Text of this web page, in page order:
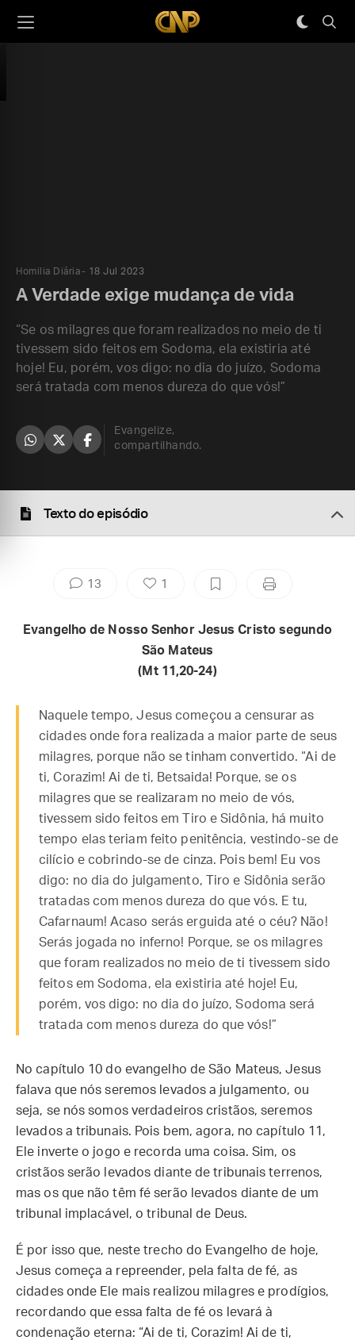
Homilia Diária 18 Jul 2023
A Verdade exige mudança de vida
“Se os milagres que foram realizados no meio de ti
tivessem sido feitos em Sodoma, ela existiria até
hoje! Eu, porém, vos digo: no dia do juízo, Sodoma
será tratada com menos dureza do que vós!”
Evangelize,
compartilhando.
Texto do episódio
13 1
Evangelho de Nosso Senhor Jesus Cristo segundo
São Mateus
(Mt 11,20-24)
Naquele tempo, Jesus começou a censurar as
cidades onde fora realizada a maior parte de seus
milagres, porque não se tinham convertido. “Ai de
ti, Corazim! Ai de ti, Betsaida! Porque, se os
milagres que se realizaram no meio de vós,
tivessem sido feitos em Tiro e Sidônia, há muito
tempo elas teriam feito penitência, vestindo-se de
cilício e cobrindo-se de cinza. Pois bem! Eu vos
digo: no dia do julgamento, Tiro e Sidônia serão
tratadas com menos dureza do que vós. E tu,
Cafarnaum! Acaso serás erguida até o céu? Não!
Serás jogada no inferno! Porque, se os milagres
que foram realizados no meio de ti tivessem sido
feitos em Sodoma, ela existiria até hoje! Eu,
porém, vos digo: no dia do juízo, Sodoma será
tratada com menos dureza do que vós!”
No capítulo 10 do evangelho de São Mateus, Jesus
falava que nós seremos levados a julgamento, ou
seja, se nós somos verdadeiros cristãos, seremos
levados a tribunais. Pois bem, agora, no capítulo 11,
Ele inverte o jogo e recorda uma coisa. Sim, os
cristãos serão levados diante de tribunais terrenos,
mas os que não têm fé serão levados diante de um
tribunal implacável, o tribunal de Deus.
É por isso que, neste trecho do Evangelho de hoje,
Jesus começa a repreender, pela falta de fé, as
cidades onde Ele mais realizou milagres e prodígios,
recordando que essa falta de fé os levará à
condenação eterna: “Ai de ti, Corazim! Ai de ti,